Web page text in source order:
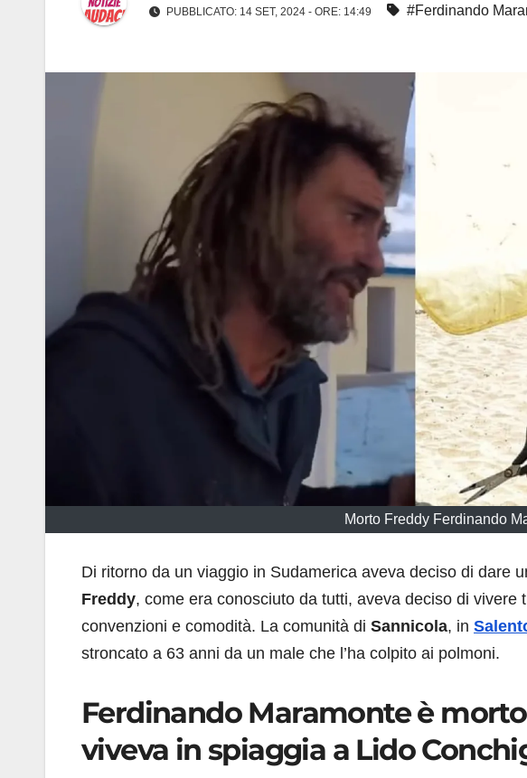
PUBBLICATO: 14 SET, 2024 - ORE: 14:49 #Ferdinando
Morto Freddy Ferdinando
Di ritorno da un viaggio in Sudamerica aveva deciso di dare
Freddy, come era conosciuto da tutti, aveva deciso di
convenzioni e comodità. La comunità di Sannicola, in
stroncato a 63 anni da un male che l’ha colpito ai polmoni.
Ferdinando Maramonte è morto
viveva in spiaggia a Lido